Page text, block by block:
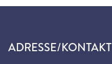
ADRESSE/KONTAKT